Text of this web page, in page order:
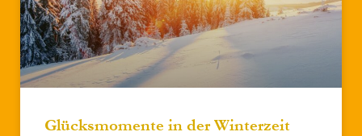
Glücksmomente in der Winterzeit